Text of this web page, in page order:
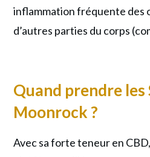
inflammation fréquente des
d’autres parties du corps
Quand prendre
Moonrock ?
Avec sa forte teneur en